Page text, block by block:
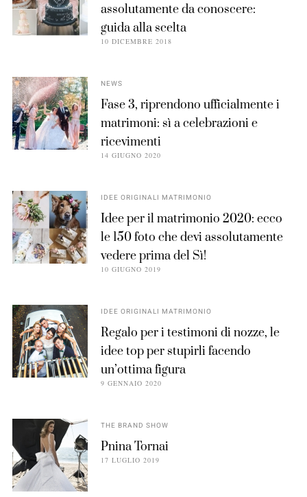
assolutamente da conoscere:
guida alla scelta
10 DICEMBRE 2018
NEWS
Fase 3, riprendono ufficialmente i
matrimoni: sì a celebrazioni e
ricevimenti
14 GIUGNO 2020
IDEE ORIGINALI MATRIMONIO
Idee per il matrimonio 2020: ecco
le 150 foto che devi assolutamente
vedere prima del Sì!
10 GIUGNO 2019
IDEE ORIGINALI MATRIMONIO
Regalo per i testimoni di nozze, le
idee top per stupirli facendo
un’ottima figura
9 GENNAIO 2020
THE BRAND SHOW
Pnina Tornai
17 LUGLIO 2019